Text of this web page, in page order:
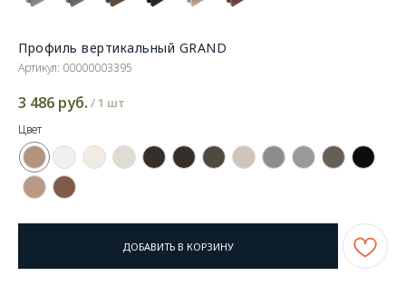
Профиль вертикальный GRAND
Артикул: 00000003395
3 486 руб. /1 шт
Цвет
ДОБАВИТЬ В КОРЗИНУ